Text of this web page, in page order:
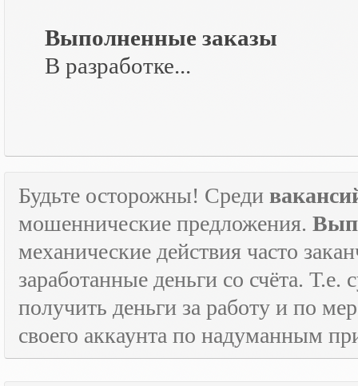
Выполненные заказы
В разработке...
Будьте осторожны! Среди
мошеннические предложения.
механические действия часто
заработанные деньги со счёта.
получить деньги за работу и по
своего аккаунта по надуманным